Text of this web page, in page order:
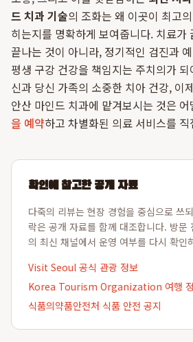
드 치과 기술의 조화는 왜 이곳이 최고의
히는지를 명확하게 보여줍니다. 치료가
끝나는 것이 아니라, 정기적인 검진과
평생 구강 건강을 책임지는 주치의가
신과 당신 가족의 소중한 치아 건강, 이제
안산 마인드 치과에 맡겨보시는 것은
을 예약하고 차별화된 의료 서비스를
확인에 참고한 공개 자료
다죽의 리뷰는 현장 경험을 중심으로 쓰
락은 공개 자료를 함께 대조합니다. 방문
의 최신 채널에서 운영 여부를 다시 확인
Visit Seoul 공식 관광 정보
Korea Tourism Organization 여행
식품의약품안전처 식품 안전 공지